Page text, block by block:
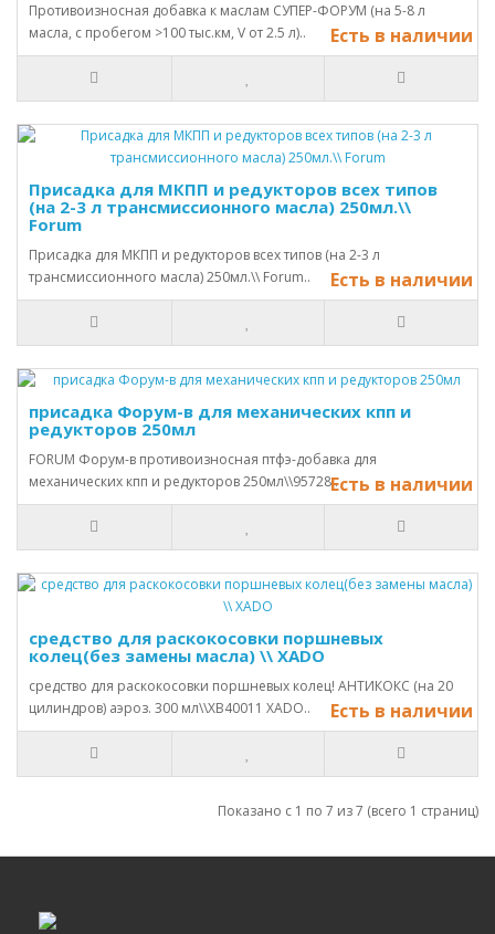
Противоизносная добавка к маслам СУПЕР-ФОРУМ (на 5-8 л
масла, с пробегом >100 тыс.км, V от 2.5 л)..
Есть в наличии
Присадка для МКПП и редукторов всех типов
(на 2-3 л трансмиссионного масла) 250мл.\\
Forum
Присадка для МКПП и редукторов всех типов (на 2-3 л
трансмиссионного масла) 250мл.\\ Forum..
Есть в наличии
присадка Форум-в для механических кпп и
редукторов 250мл
FORUM Форум-в противоизносная птфэ-добавка для
механических кпп и редукторов 250мл\\95728..Есть в наличии
средство для раскокосовки поршневых
колец(без замены масла) \\ ХАDО
средство для раскокосовки поршневых колец! АНТИКОКС (на 20
цилиндров) аэроз. 300 мл\\XB40011 ХАDО..
Есть в наличии
Показано с 1 по 7 из 7 (всего 1 страниц)